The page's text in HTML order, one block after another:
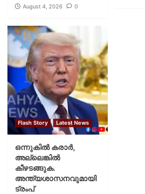
August 4, 2026 0
Flash Story Latest News
ഒന്നുകില്‍ കരാര്‍,
അല്ലെങ്കില്‍
കീഴടങ്ങുക.
അന്ത്യശാസനവുമായി
ട്രംപ്